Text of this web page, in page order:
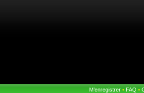
M’enregistrer • FAQ •